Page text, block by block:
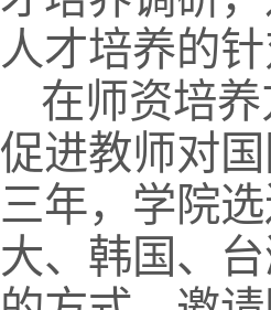
人才培养的针
在师资培
促进教师对
三年，学院
大、韩国、